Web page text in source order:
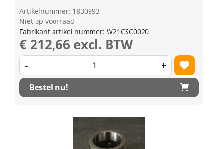
Artikelnummer: 1830993
Niet op voorraad
Fabrikant artikel nummer: W21CSC0020
€ 212,66 excl. BTW
- +
Bestel nu!